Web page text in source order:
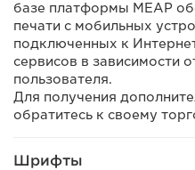
базе платформы MEAP
печати с мобильных
подключенных к
сервисов в зависимости
пользователя.
Для получения
обратитесь к своему
Шрифты